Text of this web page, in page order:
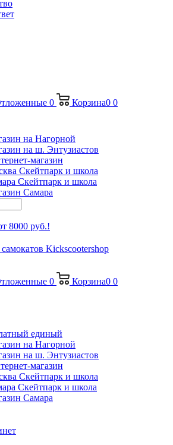
0 Корзина0 0
на Нагорной
на ш. Энтузиастов
магазин
Скейтпарк и школа
Скейтпарк и школа
Самара
8000 руб.!
0 Корзина0 0
единый
на Нагорной
на ш. Энтузиастов
магазин
Скейтпарк и школа
Скейтпарк и школа
Самара